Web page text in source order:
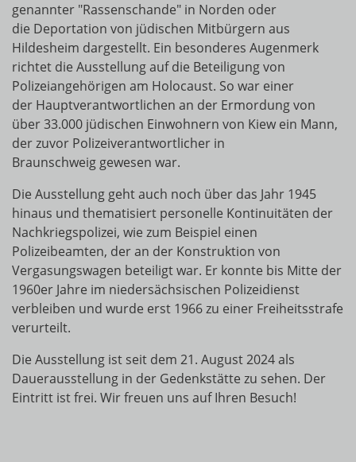
genannter "Rassenschande" in Norden oder
die Deportation von jüdischen Mitbürgern aus
Hildesheim dargestellt. Ein besonderes Augenmerk
richtet die Ausstellung auf die Beteiligung von
Polizeiangehörigen am Holocaust. So war einer
der Hauptverantwortlichen an der Ermordung von
über 33.000 jüdischen Einwohnern von Kiew ein Mann,
der zuvor Polizeiverantwortlicher in
Braunschweig gewesen war.
Die Ausstellung geht auch noch über das Jahr 1945
hinaus und thematisiert personelle Kontinuitäten der
Nachkriegspolizei, wie zum Beispiel einen
Polizeibeamten, der an der Konstruktion von
Vergasungswagen beteiligt war. Er konnte bis Mitte der
1960er Jahre im niedersächsischen Polizeidienst
verbleiben und wurde erst 1966 zu einer Freiheitsstrafe
verurteilt.
Die Ausstellung ist seit dem 21. August 2024 als
Dauerausstellung in der Gedenkstätte zu sehen. Der
Eintritt ist frei. Wir freuen uns auf Ihren Besuch!